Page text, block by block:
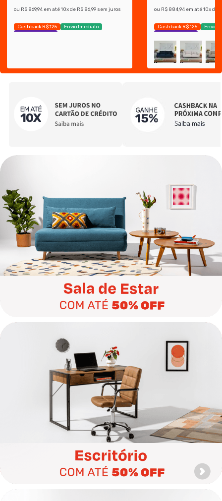
ou R$ 869,94 em até10x de R$ 86,99 sem juros
Cashback R$ 125
Envio Imediato
Exclusivo Mobly
ou R$ 884,94 em até10x de
Cashback R$ 125
Envio
Exclusivo Mobly